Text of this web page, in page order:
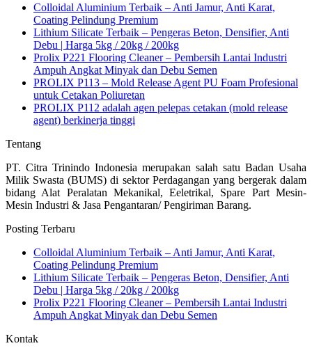
Colloidal Aluminium Terbaik – Anti Jamur, Anti Karat,
Coating Pelindung Premium
Lithium Silicate Terbaik – Pengeras Beton, Densifier, Anti
Debu | Harga 5kg / 20kg / 200kg
Prolix P221 Flooring Cleaner – Pembersih Lantai Industri
Ampuh Angkat Minyak dan Debu Semen
PROLIX P113 – Mold Release Agent PU Foam Profesional
untuk Cetakan Poliuretan
PROLIX P112 adalah agen pelepas cetakan (mold release
agent) berkinerja tinggi
Tentang
PT. Citra Trinindo Indonesia merupakan salah satu Badan Usaha
Milik Swasta (BUMS) di sektor Perdagangan yang bergerak dalam
bidang Alat Peralatan Mekanikal, Eeletrikal, Spare Part Mesin-
Mesin Industri & Jasa Pengantaran/ Pengiriman Barang.
Posting Terbaru
Colloidal Aluminium Terbaik – Anti Jamur, Anti Karat,
Coating Pelindung Premium
Lithium Silicate Terbaik – Pengeras Beton, Densifier, Anti
Debu | Harga 5kg / 20kg / 200kg
Prolix P221 Flooring Cleaner – Pembersih Lantai Industri
Ampuh Angkat Minyak dan Debu Semen
Kontak